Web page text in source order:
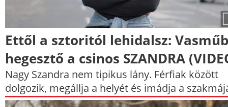
Ettől a sztoritól lehidalsz:
hegesztő a csinos SZANDRA
Nagy Szandra nem tipikus lány. Férfiak között
dolgozik, megállja a helyét és imádja a